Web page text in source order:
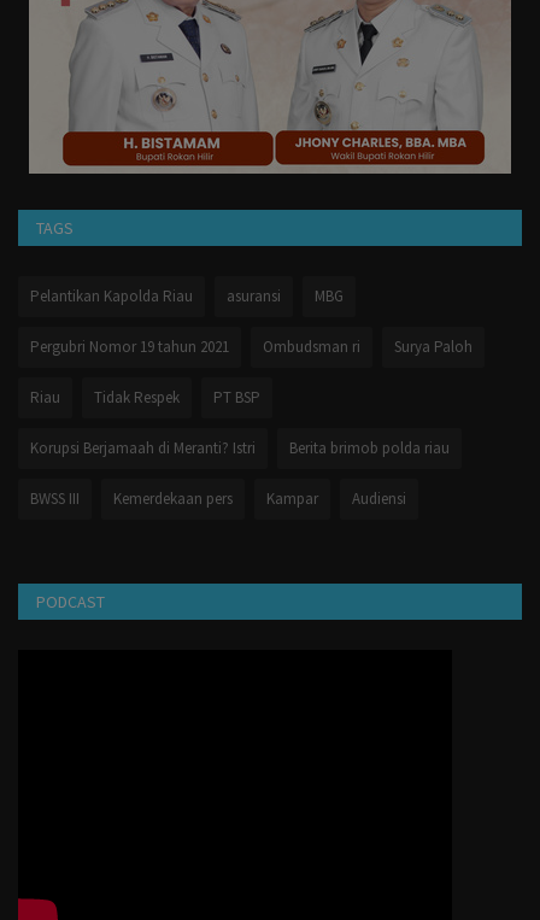
TAGS
Pelantikan Kapolda Riau asuransi MBG
Pergubri Nomor 19 tahun 2021 Ombudsman ri Surya Paloh
Riau Tidak Respek PT BSP
Korupsi Berjamaah di Meranti? Istri Berita brimob polda riau
BWSS III Kemerdekaan pers Kampar Audiensi
PODCAST